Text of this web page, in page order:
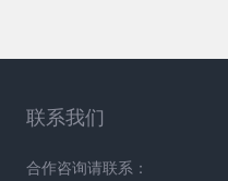
联系我们
合作咨询请联系：